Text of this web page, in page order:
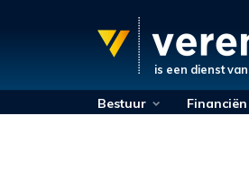
is een dienst van
Bestuur Financiën